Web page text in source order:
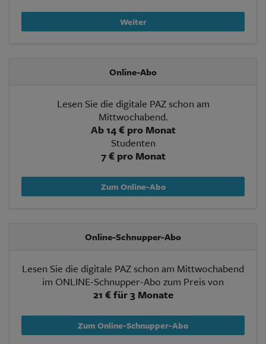
Weiter
Online-Abo
Lesen Sie die digitale PAZ schon am
Mittwochabend.
Ab 14 € pro Monat
Studenten
7 € pro Monat
Zum Online-Abo
Online-Schnupper-Abo
Lesen Sie die digitale PAZ schon am Mittwochabend
im ONLINE-Schnupper-Abo zum Preis von
21 € für 3 Monate
Zum Online-Schnupper-Abo